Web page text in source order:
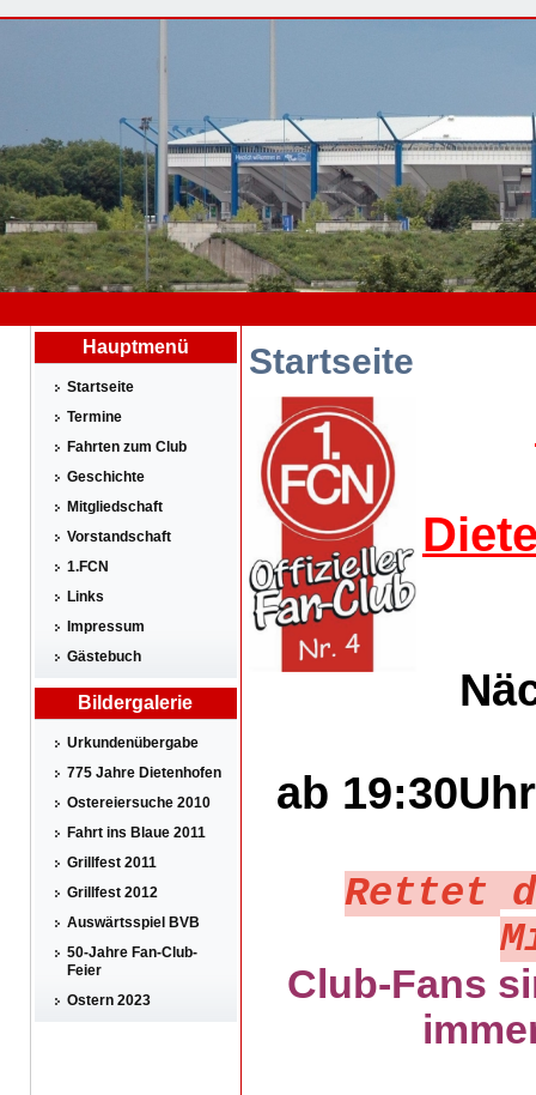
Hauptmenü
Startseite
Termine
Fahrten zum Club
Geschichte
Mitgliedschaft
Vorstandschaft
1.FCN
Links
Impressum
Gästebuch
Bildergalerie
Urkundenübergabe
775 Jahre Dietenhofen
Ostereiersuche 2010
Fahrt ins Blaue 2011
Grillfest 2011
Grillfest 2012
Auswärtsspiel BVB
50-Jahre Fan-Club-
Feier
Ostern 2023
Startseite
ab
Rettet
Club-Fans